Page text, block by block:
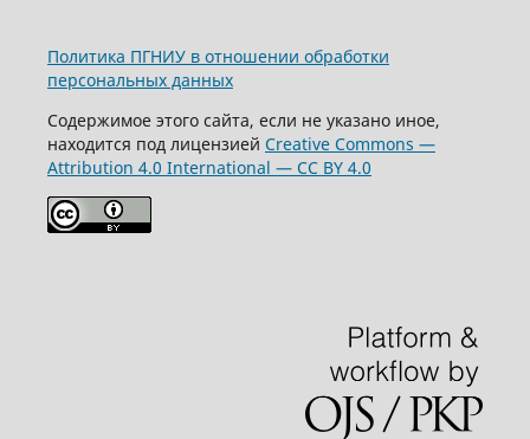
Политика ПГНИУ в отношении обработки
персональных данных
Содержимое этого сайта, если не указано иное,
находится под лицензией Creative Commons —
Attribution 4.0 International — CC BY 4.0